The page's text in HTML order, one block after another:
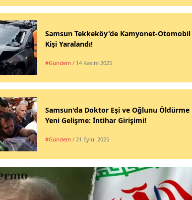
Samsun Tekkeköy'de Kamyonet-Otomobil
Kişi Yaralandı!
#Gündem / 14 Kasım 2025
Samsun'da Doktor Eşi ve Oğlunu Öldürme
Yeni Gelişme: İntihar Girişimi!
#Gündem / 21 Eylül 2025